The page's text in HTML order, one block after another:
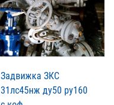
Задвижка ЗКС
31лс45нж ду50 ру160